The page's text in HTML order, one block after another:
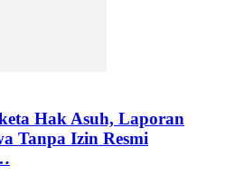
Hak Asuh, Laporan
Tanpa Izin Resmi